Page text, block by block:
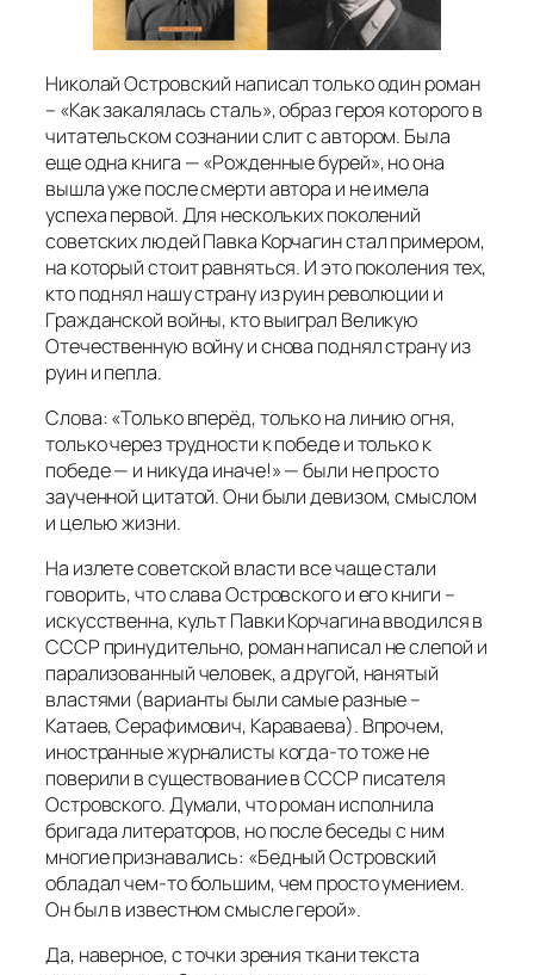
Николай Островский написал только один роман
– «Как закалялась сталь», образ героя которого в
читательском сознании слит с автором. Была
еще одна книга — «Рожденные бурей», но она
вышла уже после смерти автора и не имела
успеха первой. Для нескольких поколений
советских людей Павка Корчагин стал примером,
на который стоит равняться. И это поколения тех,
кто поднял нашу страну из руин революции и
Гражданской войны, кто выиграл Великую
Отечественную войну и снова поднял страну из
руин и пепла.
Слова: «Только вперёд, только на линию огня,
только через трудности к победе и только к
победе — и никуда иначе!» — были не просто
заученной цитатой. Они были девизом, смыслом
и целью жизни.
На излете советской власти все чаще стали
говорить, что слава Островского и его книги –
искусственна, культ Павки Корчагина вводился в
СССР принудительно, роман написал не слепой и
парализованный человек, а другой, нанятый
властями (варианты были самые разные –
Катаев, Серафимович, Караваева). Впрочем,
иностранные журналисты когда-то тоже не
поверили в существование в СССР писателя
Островского. Думали, что роман исполнила
бригада литераторов, но после беседы с ним
многие признавались: «Бедный Островский
обладал чем-то большим, чем просто умением.
Он был в известном смысле герой».
Да, наверное, с точки зрения ткани текста